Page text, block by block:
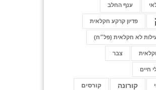
ענף החלב
פדיון קרקע חקלאית
לא חקלאית (פל״ח)
צבר
חיים
קורונה קורסים